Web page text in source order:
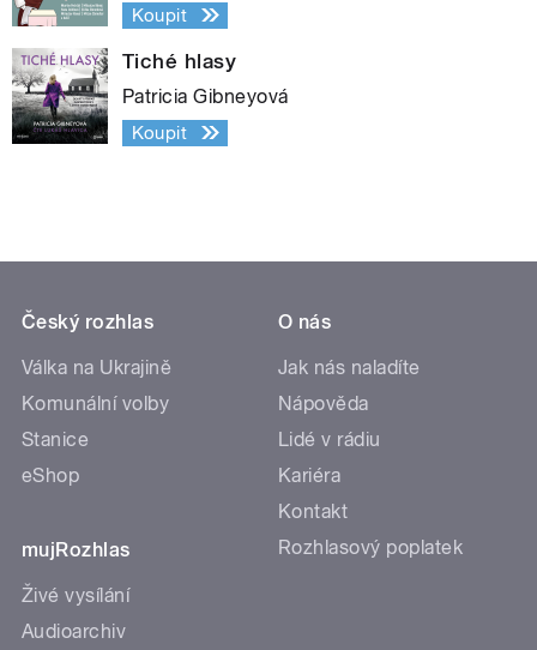
Koupit
Tiché hlasy
Patricia Gibneyová
Koupit
Český rozhlas
Válka na Ukrajině
Komunální volby
Stanice
eShop
mujRozhlas
Živé vysílání
Audioarchiv
O nás
Jak nás naladíte
Nápověda
Lidé v rádiu
Kariéra
Kontakt
Rozhlasový poplatek